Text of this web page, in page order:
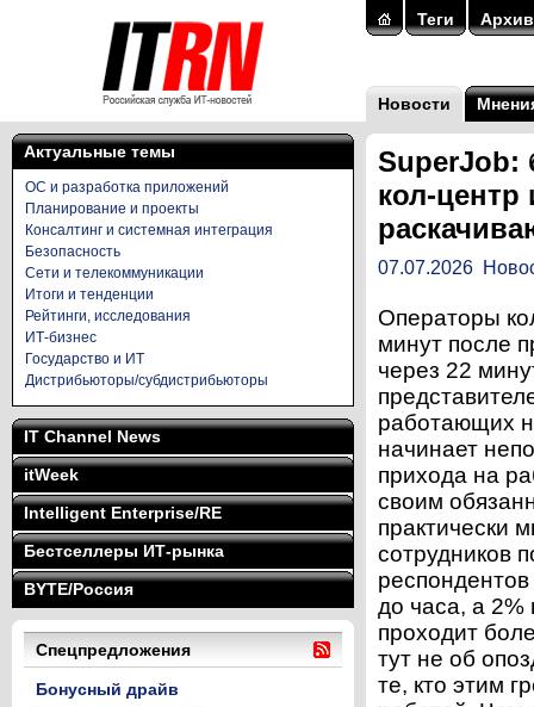
Теги Архив
Новости
Актуальные темы
ОС и разработка приложений
Планирование и проекты
Консалтинг и системная интеграция
Безопасность
Сети и телекоммуникации
Итоги и тенденции
Рейтинги, исследования
ИТ-бизнес
Государство и ИТ
Дистрибьюторы/субдистрибьюторы
IT Channel News
itWeek
Intelligent Enterprise/RE
Бестселлеры ИТ-рынка
BYTE/Россия
Спецпредложения
Бонусный драйв
SuperJob:
кол-центр
07.07.2026
Операторы
минут после
через 22
работающих
начинает
прихода на
своим
практически
сотрудников
до часа, а 2%
проходит
тут не об
те, кто этим